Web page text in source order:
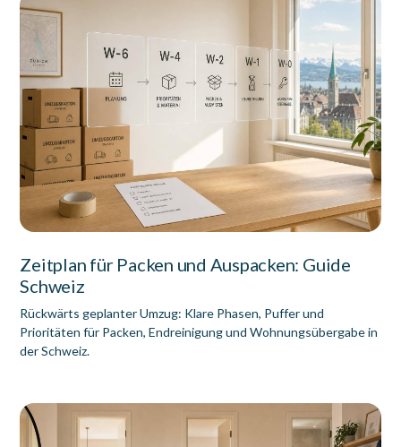
Zeitplan für Packen und Auspacken: Guide
Schweiz
Rückwärts geplanter Umzug: Klare Phasen, Puffer und
Prioritäten für Packen, Endreinigung und Wohnungsübergabe in
der Schweiz.